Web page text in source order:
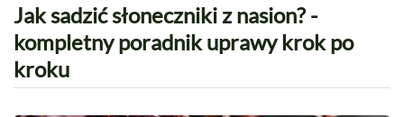
Jak sadzić słoneczniki z nasion? -
kompletny poradnik uprawy krok po
kroku